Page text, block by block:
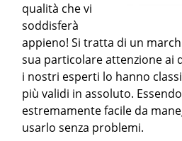
qualità che vi
soddisferà
appieno! Si tratta di un
sua particolare attenzione ai
i nostri esperti lo hanno
più validi in assoluto.
estremamente facile da
usarlo senza problemi.